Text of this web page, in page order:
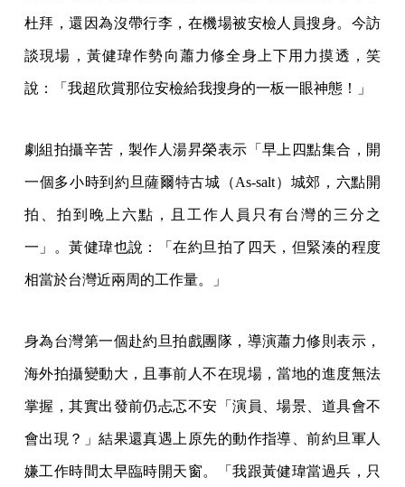
杜拜，還因為沒帶行李，在機場被安檢人員搜身。今訪
談現場，黃健瑋作勢向蕭力修全身上下用力摸透，笑
說：「我超欣賞那位安檢給我搜身的一板一眼神態！」
劇組拍攝辛苦，製作人湯昇榮表示「早上四點集合，開
一個多小時到約旦薩爾特古城（As-salt）城郊，六點開
拍、拍到晚上六點，且工作人員只有台灣的三分之
一」。黃健瑋也說：「在約旦拍了四天，但緊湊的程度
相當於台灣近兩周的工作量。」
身為台灣第一個赴約旦拍戲團隊，導演蕭力修則表示，
海外拍攝變動大，且事前人不在現場，當地的進度無法
掌握，其實出發前仍忐忑不安「演員、場景、道具會不
會出現？」結果還真遇上原先的動作指導、前約旦軍人
嫌工作時間太早臨時開天窗。「我跟黃健瑋當過兵，只